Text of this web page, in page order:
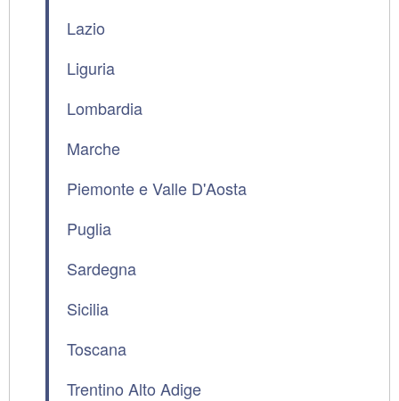
Lazio
Liguria
Lombardia
Marche
Piemonte e Valle D'Aosta
Puglia
Sardegna
Sicilia
Toscana
Trentino Alto Adige